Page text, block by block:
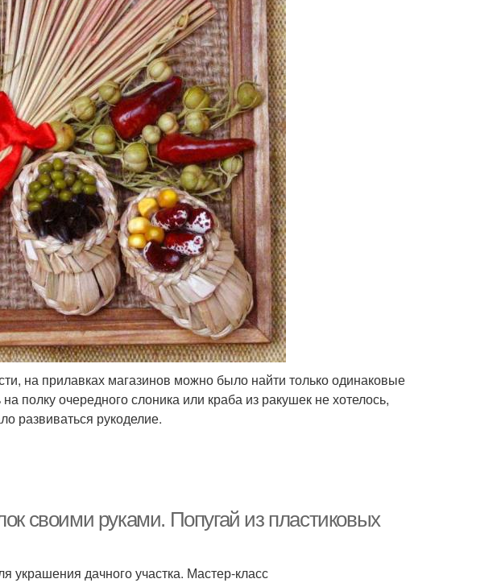
на прилавках магазинов можно было найти только одинаковые
полку очередного слоника или краба из ракушек не хотелось,
развиваться рукоделие.
своими руками. Попугай из пластиковых
украшения дачного участка. Мастер-класс